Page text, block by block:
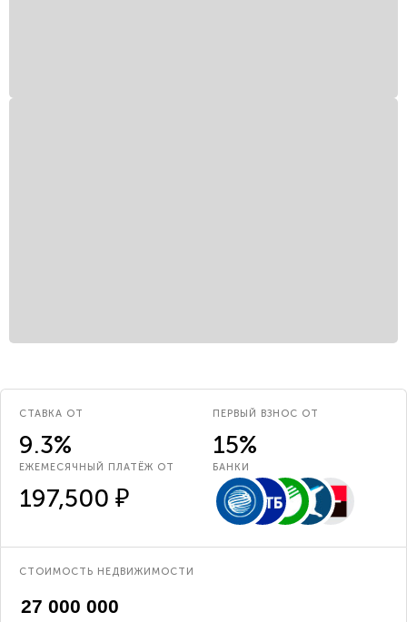
СТАВКА ОТ
9.3%
ПЕРВЫЙ ВЗНОС ОТ
15%
ЕЖЕМЕСЯЧНЫЙ ПЛАТЁЖ ОТ
197,500 ₽
БАНКИ
СТОИМОСТЬ НЕДВИЖИМОСТИ